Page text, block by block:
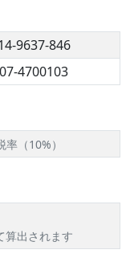
9637-846
4700103
率（10%）
算出されます